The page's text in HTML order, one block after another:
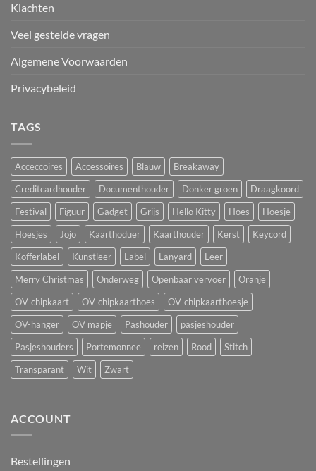
Klachten
Veel gestelde vragen
Algemene Voorwaarden
Privacybeleid
TAGS
Acceccoires Accessoires Blauw
Breakaway
Creditcardhouder
Documenthouder Donker groen
Draagkoord
Festival
Figuur Gadget Grijs Hello Kitty Hoes
Hoesje
Hoesjes
Jojo Kaarthoduer Kaarthouder Kerst
Keycord
Kofferlabel
Kunstleer Label Lanyard
Leer
Merry Christmas
Onderweg Openbaar vervoer
Oranje
OV-chipkaart
OV-chipkaarthoes
OV-chipkaarthoesje
OV-hanger
OV mapje Pashouder
pasjeshouder
Pasjeshouders
Portemonnee reizen Rood
Stitch
Transparant
Wit Zwart
ACCOUNT
Bestellingen